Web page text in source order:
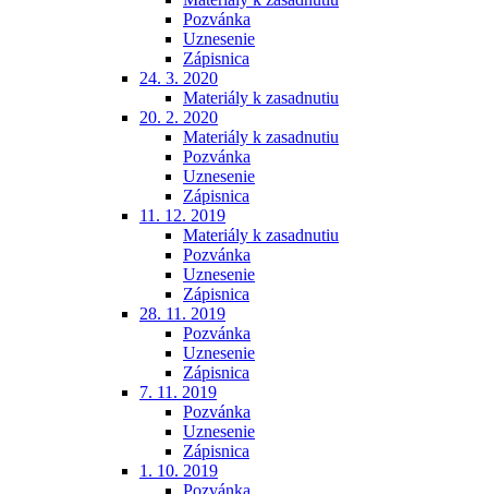
Pozvánka
Uznesenie
Zápisnica
24. 3. 2020
Materiály k zasadnutiu
20. 2. 2020
Materiály k zasadnutiu
Pozvánka
Uznesenie
Zápisnica
11. 12. 2019
Materiály k zasadnutiu
Pozvánka
Uznesenie
Zápisnica
28. 11. 2019
Pozvánka
Uznesenie
Zápisnica
7. 11. 2019
Pozvánka
Uznesenie
Zápisnica
1. 10. 2019
Pozvánka